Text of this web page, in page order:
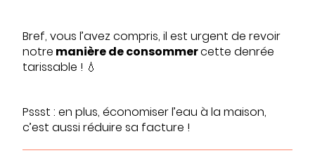
Bref, vous l’avez compris, il est urgent de revoir
notre manière de consommercette denrée
tarissable ! 💧
Pssst : en plus, économiser l’eau à la maison,
c’est aussi réduire sa facture !